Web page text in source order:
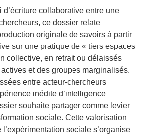
d’écriture collaborative entre une
ce dossier relate
originale de savoirs à partir
sur une pratique de « tiers espaces
collective, en retrait ou délaissés
et des groupes marginalisés.
entre acteur-chercheurs
inédite d’intelligence
souhaite partager comme levier
sociale. Cette valorisation
sociale s’organise